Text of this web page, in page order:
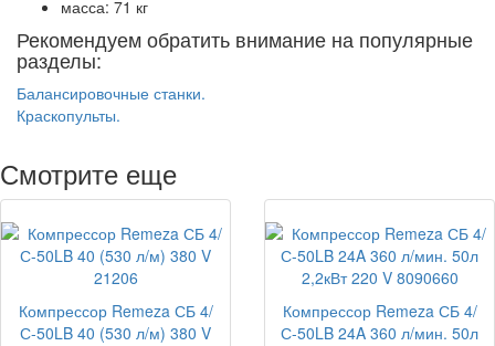
масса: 71 кг
Рекомендуем обратить внимание на популярные
разделы:
Балансировочные станки.
Краскопульты.
Смотрите еще
Компрессор Remeza СБ 4/
С-50LB 40 (530 л/м) 380 V
Компрессор Remeza СБ 4/
С-50LB 24A 360 л/мин. 50л